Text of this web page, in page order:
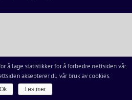
å lage statistikker for å forbedre nettsiden vår.
aksepterer du vår bruk av cookies.
Ok Les mer